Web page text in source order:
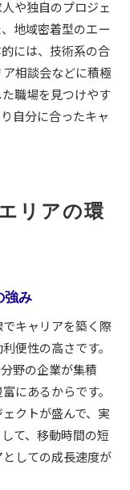
や独自のプロジェ
地域密着型のエー
には、技術系の合
相談会などに積極
職場を見つけやす
自分に合ったキャ
リアの環
強み
キャリアを築く際
便性の高さです。
野の企業が集積
にあるからです。
クトが盛んで、実
て、移動時間の短
しての成長速度が